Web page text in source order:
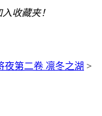
收藏夹！
夜第二卷 凛冬之湖 >